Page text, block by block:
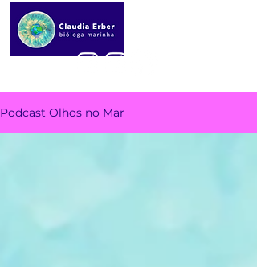
Podcast Olhos no Mar